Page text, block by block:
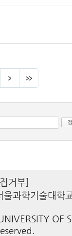
거부]
과학기술대학
OF